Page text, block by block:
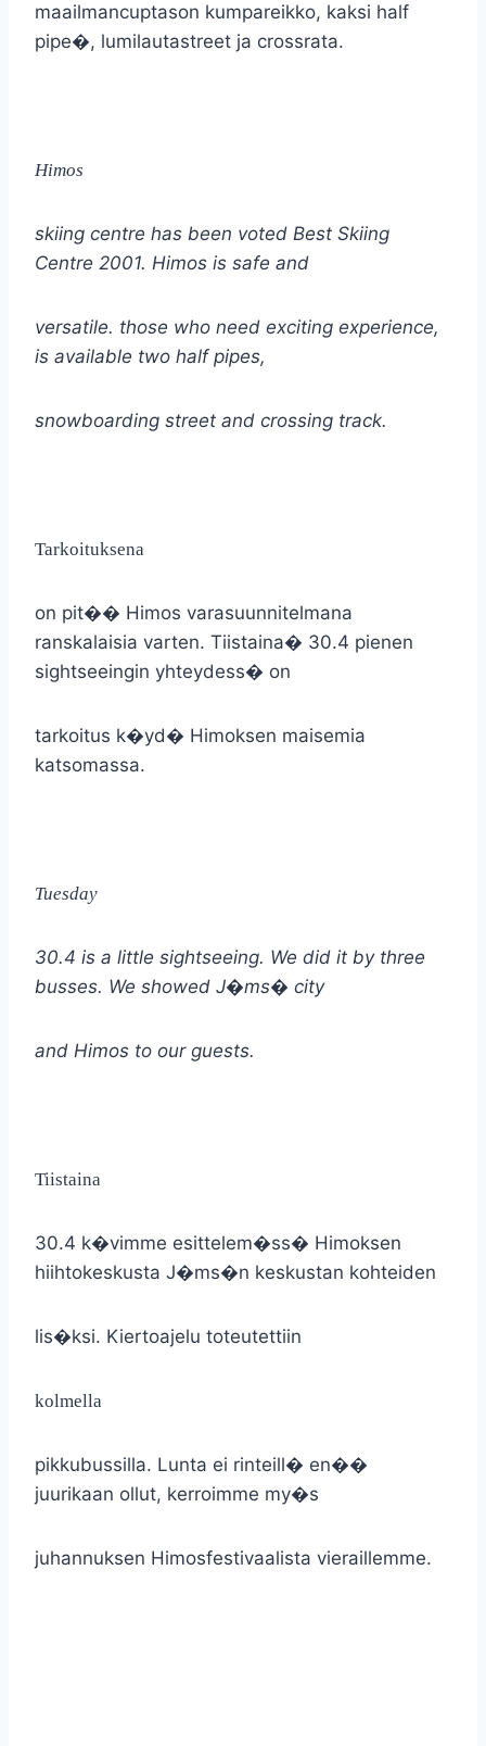
maailmancuptason kumpareikko, kaksi half
pipe�, lumilautastreet ja crossrata.
Himos
skiing centre has been voted Best Skiing
Centre 2001. Himos is safe and
versatile. those who need exciting experience,
is available two half pipes,
snowboarding street and crossing track.
Tarkoituksena
on pit�� Himos varasuunnitelmana
ranskalaisia varten. Tiistaina� 30.4 pienen
sightseeingin yhteydess� on
tarkoitus k�yd� Himoksen maisemia
katsomassa.
Tuesday
30.4 is a little sightseeing. We did it by three
busses. We showed J�ms� city
and Himos to our guests.
Tiistaina
30.4 k�vimme esittelem�ss� Himoksen
hiihtokeskusta J�ms�n keskustan kohteiden
lis�ksi. Kiertoajelu toteutettiin
kolmella
pikkubussilla. Lunta ei rinteill� en��
juurikaan ollut, kerroimme my�s
juhannuksen Himosfestivaalista vieraillemme.